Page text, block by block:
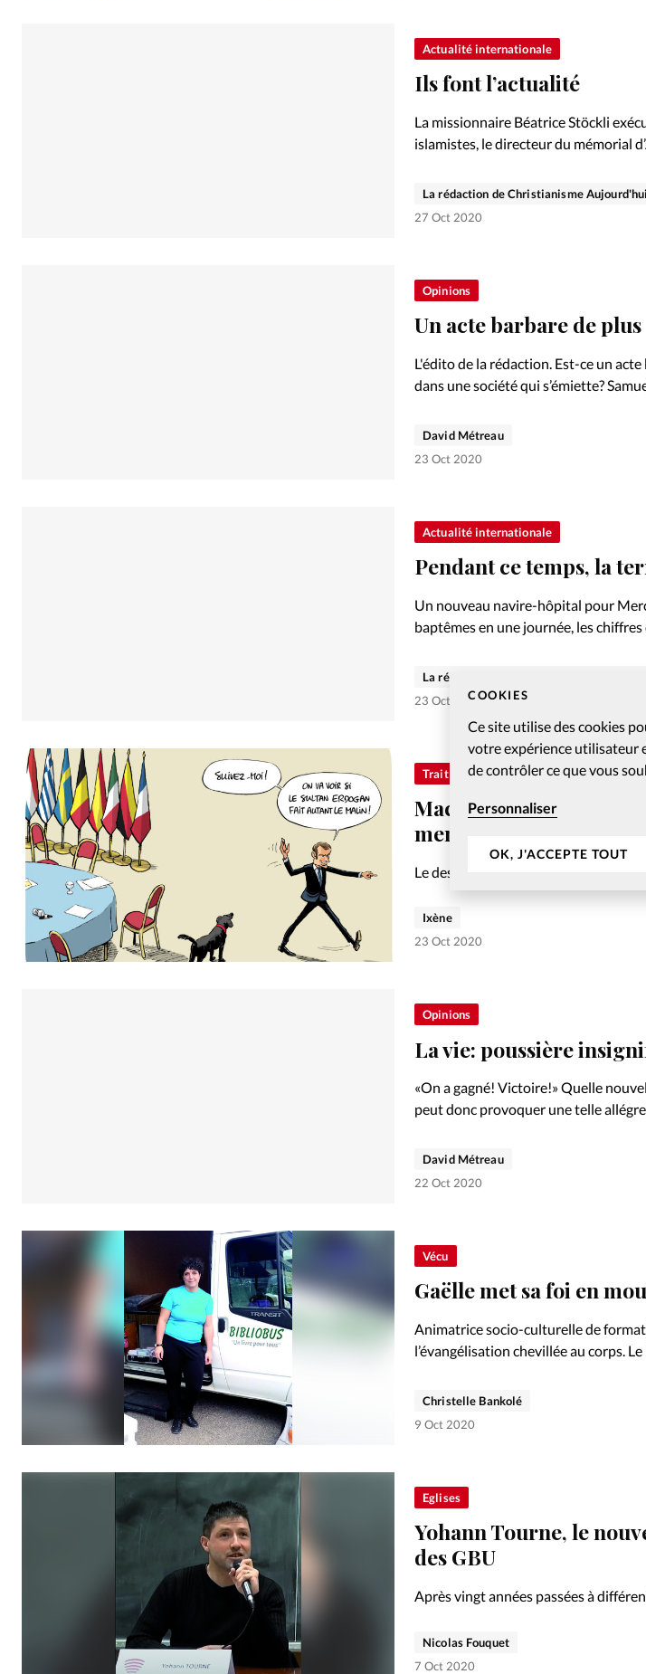
COOKIES
Ce site utilise des cookies
votre expérience utilisateur
de contrôler ce que vous
Personnaliser
OK, J'ACCEPTE TOUT
Actualité internationale
Ils font l’actualité
La missionnaire Béatrice Stöckli
islamistes, le directeur du mémorial
sommet et Kendji Girac qui
La rédaction de Christianisme Aujourd'hui
27 Oct 2020
Opinions
Un acte barbare de plus
L'édito de la rédaction. Est-ce un
dans une société qui s’émiette?
rue à deux pas de son collège…
David Métreau
23 Oct 2020
Actualité internationale
Pendant ce temps, la
Un nouveau navire-hôpital pour
baptêmes en une journée, les chiffres
La rédaction de Christianisme Aujourd'hui
23 Oct 2020
Trait d'Ixène
Macron veut unir
menace turque
Le dessin du mois signé Ixène
Ixène
23 Oct 2020
Opinions
La vie: poussière
«On a gagné! Victoire!» Quelle
peut donc provoquer une telle
coronavirus a-t-il été découvert?
elle désormais effective au Proche-
David Métreau
22 Oct 2020
Vécu
Gaëlle met sa foi en
Animatrice socio-culturelle de
l’évangélisation chevillée au corps.
Christelle Bankolé
9 Oct 2020
Eglises
Yohann Tourne, le
des GBU
Après vingt années passées à
Yohann Tourne vient d’en être
au 1er septembre 2020. Entretien.
Nicolas Fouquet
7 Oct 2020